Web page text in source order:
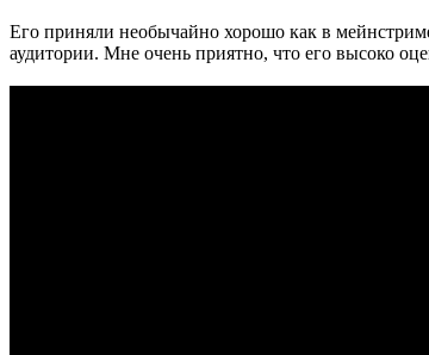
Его приняли необычайно хорошо как в
аудитории. Мне очень приятно, что его высоко